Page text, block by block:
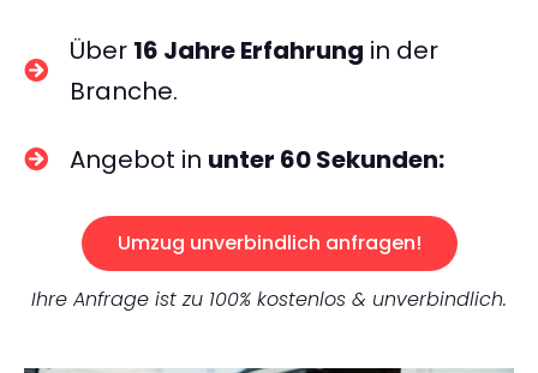
Über 16 Jahre Erfahrung in der
Branche.
Angebot in unter 60 Sekunden:
Umzug unverbindlich anfragen!
Ihre Anfrage ist zu 100% kostenlos & unverbindlich.